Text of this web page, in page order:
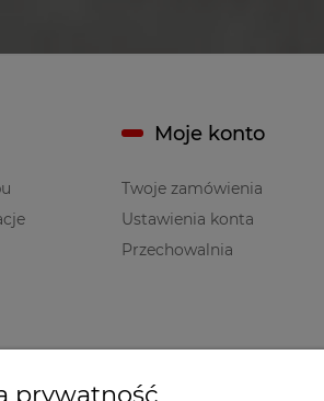
Moje konto
Twoje zamówienia
Ustawienia konta
Przechowalnia
prywatność